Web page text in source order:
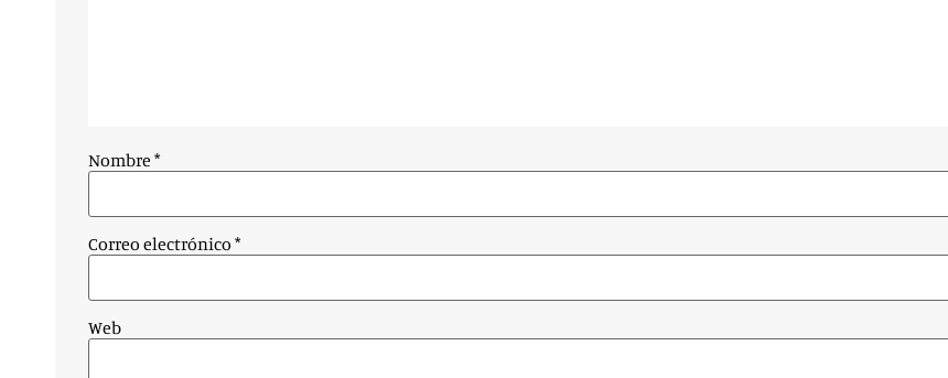
Nombre *
Correo electrónico *
Web